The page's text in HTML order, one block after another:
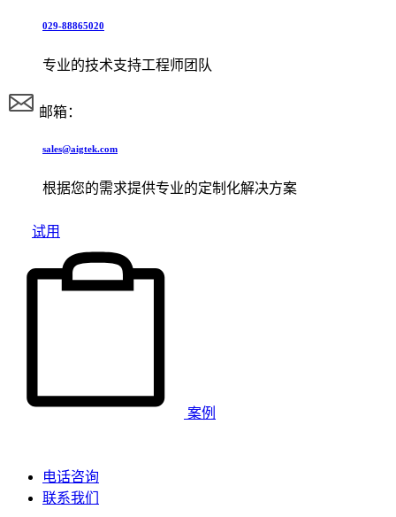
029-88865020
专业的技术支持工程师团队
邮箱：
sales@aigtek.com
根据您的需求提供专业的定制化解决方案
试用
案例
电话咨询
联系我们